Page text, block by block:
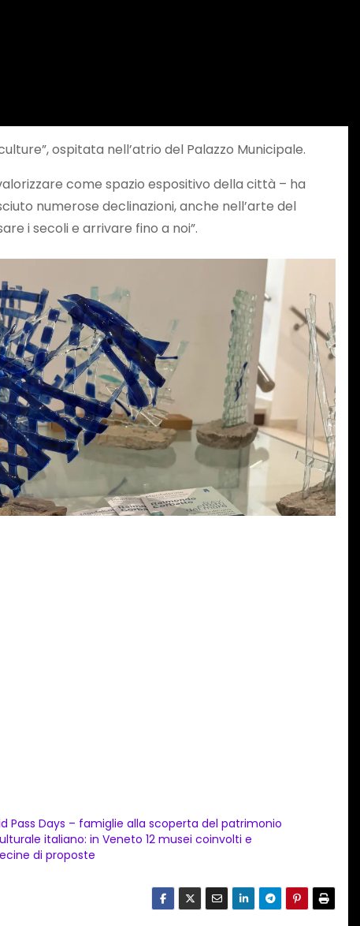
ospitata nell’atrio del Palazzo Municipale.
come spazio espositivo della città – ha
numerose declinazioni, anche nell’arte del
i secoli e arrivare fino a noi”.
Pass Days – famiglie alla scoperta del patrimonio
italiano: in Veneto 12 musei coinvolti e
di proposte